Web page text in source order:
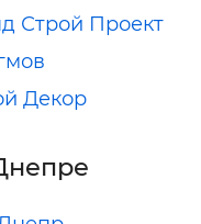
Строй Проект
Декор